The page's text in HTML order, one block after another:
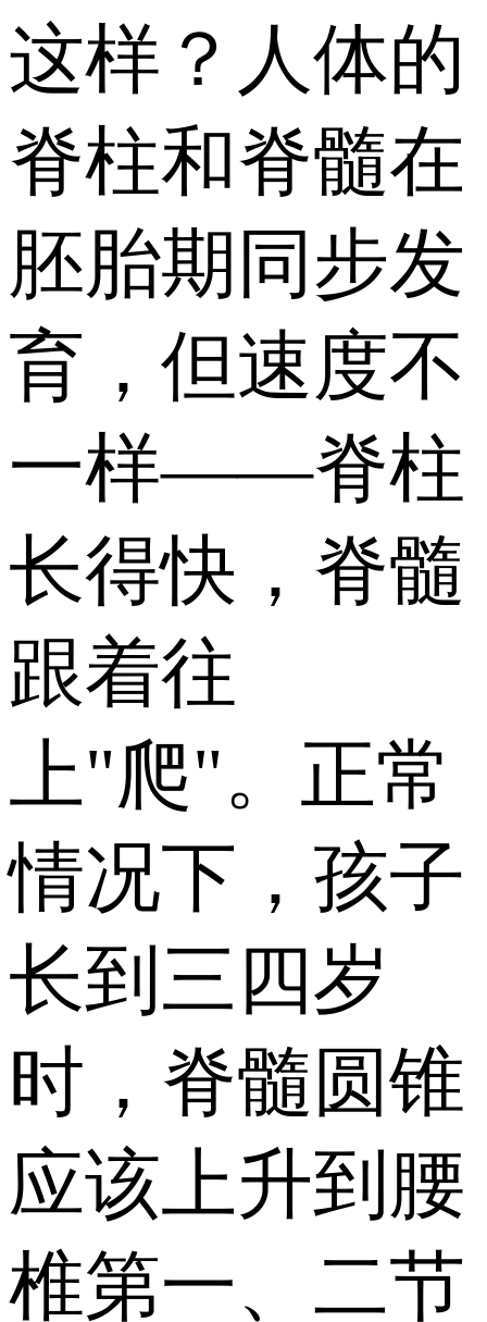
这样？人体的
脊柱和脊髓在
胚胎期同步发
育，但速度不
一样——脊柱
长得快，脊髓
跟着往
上"爬"。正常
情况下，孩子
长到三四岁
时，脊髓圆锥
应该上升到腰
椎第一、二节